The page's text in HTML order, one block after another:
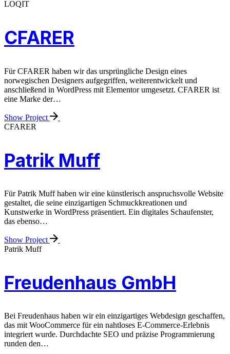
LOQIT
CFARER
Für CFARER haben wir das ursprüngliche Design eines
norwegischen Designers aufgegriffen, weiterentwickelt und
anschließend in WordPress mit Elementor umgesetzt. CFARER ist
eine Marke der…
Show Project
CFARER
Patrik Muff
Für Patrik Muff haben wir eine künstlerisch anspruchsvolle Website
gestaltet, die seine einzigartigen Schmuckkreationen und
Kunstwerke in WordPress präsentiert. Ein digitales Schaufenster,
das ebenso…
Show Project
Patrik Muff
Freudenhaus GmbH
Bei Freudenhaus haben wir ein einzigartiges Webdesign geschaffen,
das mit WooCommerce für ein nahtloses E-Commerce-Erlebnis
integriert wurde. Durchdachte SEO und präzise Programmierung
runden den…